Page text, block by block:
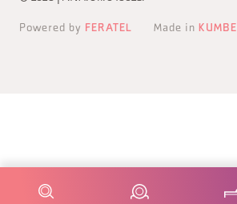
Powered by FERATEL Made in KUMBE